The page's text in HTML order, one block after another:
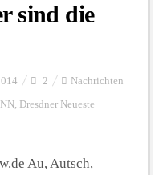
sind die
2 Nachrichten
, Dresdner Neueste
Au, Autsch,